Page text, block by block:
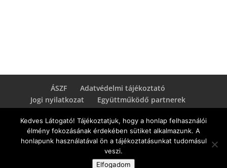
ÁSZF
Adatvédelmi tájékoztató
Jogi nyilatkozat
Együttműködő partnerek
Grella Zsuzsanna e.v. - Minden jog fenntartva
Bármilyen formában másolni anyagot átvenni
Kedves Látogató! Tájékoztatjuk, hogy a honlap felhasználói
élmény fokozásának érdekében sütiket alkalmazunk. A
honlapunk használatával ön a tájékoztatásunkat tudomásul
veszi.
Elfogadom